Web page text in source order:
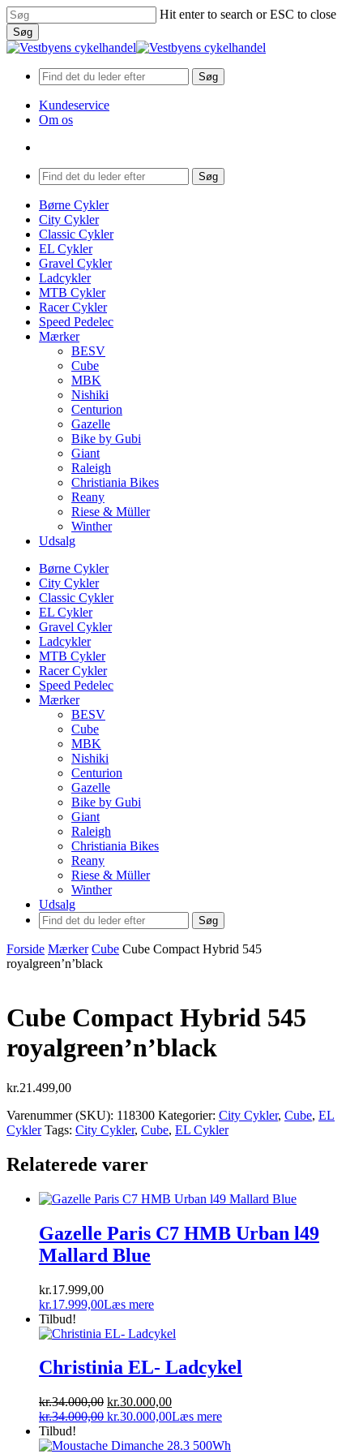
Skip
to
main
content
Hit enter to search or ESC to close
Søg
Close
Søg
Kundeservice
Om os
Menu
Søg
search
Menu
Børne Cykler
City Cykler
Classic Cykler
EL Cykler
Gravel Cykler
Ladcykler
MTB Cykler
Racer Cykler
Speed Pedelec
Mærker
BESV
Cube
MBK
Nishiki
Centurion
Gazelle
Bike by Gubi
Giant
Raleigh
Christiania Bikes
Reany
Riese & Müller
Winther
Udsalg
Børne Cykler
City Cykler
Classic Cykler
EL Cykler
Gravel Cykler
Ladcykler
MTB Cykler
Racer Cykler
Speed Pedelec
Mærker
BESV
Cube
MBK
Nishiki
Centurion
Gazelle
Bike by Gubi
Giant
Raleigh
Christiania Bikes
Reany
Riese & Müller
Winther
Udsalg
Søg
Forside Mærker Cube Cube Compact Hybrid 545
royalgreen’n’black
Cube Compact Hybrid 545
royalgreen’n’black
kr.21.499,00
Varenummer (SKU): 118300 Kategorier: City Cykler, Cube, EL
Cykler Tags: City Cykler, Cube, EL Cykler
Relaterede varer
Gazelle Paris C7 HMB Urban l49
Mallard Blue
kr.17.999,00
kr.17.999,00Læs mere
Tilbud!
Christinia EL- Ladcykel
kr.34.000,00 Den
oprindelige
var:
kr.30.000,00Den
aktuelle
er:
kr.34.000,00 Den
pris
kr.30.000,00Den
pris
Læs mere
Tilbud!